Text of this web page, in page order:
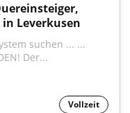
Leverkusen
suchen ... ...
Der...
Vollzeit